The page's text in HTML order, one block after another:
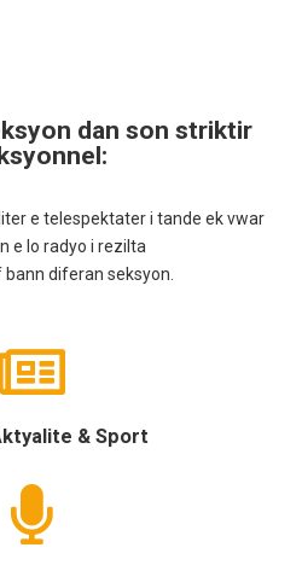
dan son striktir
e telespektater i tande ek vwar
e lo radyo i rezilta
bann diferan seksyon.
& Sport